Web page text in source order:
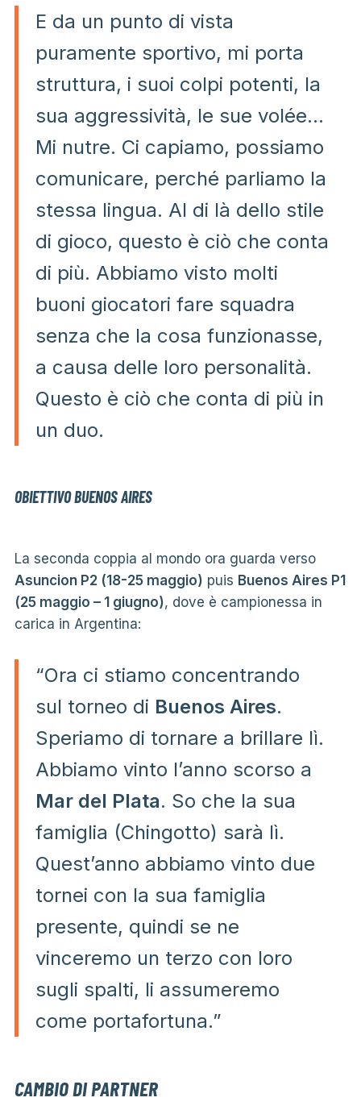
E da un punto di vista
puramente sportivo, mi porta
struttura, i suoi colpi potenti, la
sua aggressività, le sue volée…
Mi nutre. Ci capiamo, possiamo
comunicare, perché parliamo la
stessa lingua. Al di là dello stile
di gioco, questo è ciò che conta
di più. Abbiamo visto molti
buoni giocatori fare squadra
senza che la cosa funzionasse,
a causa delle loro personalità.
Questo è ciò che conta di più in
un duo.
OBIETTIVO BUENOS AIRES
La seconda coppia al mondo ora guarda verso
Asuncion P2 (18-25 maggio) puis Buenos Aires P1
(25 maggio – 1 giugno), dove è campionessa in
carica in Argentina:
“Ora ci stiamo concentrando
sul torneo di Buenos Aires.
Speriamo di tornare a brillare lì.
Abbiamo vinto l’anno scorso a
Mar del Plata. So che la sua
famiglia (Chingotto) sarà lì.
Quest’anno abbiamo vinto due
tornei con la sua famiglia
presente, quindi se ne
vinceremo un terzo con loro
sugli spalti, li assumeremo
come portafortuna.”
CAMBIO DI PARTNER